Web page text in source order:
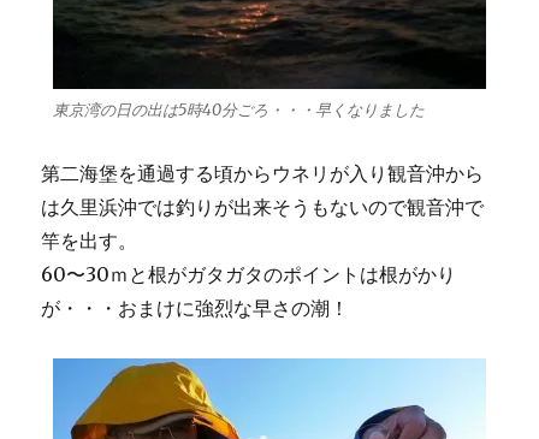
東京湾の日の出は5時40分ごろ・・・早くなりました
第二海堡を通過する頃からウネリが入り観音沖から
は久里浜沖では釣りが出来そうもないので観音沖で
竿を出す。
60〜30ｍと根がガタガタのポイントは根がかり
が・・・おまけに強烈な早さの潮！